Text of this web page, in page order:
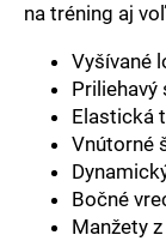
na tréning aj
Vyšívané
Elastická
Vnútorné
Bočné
Manžety